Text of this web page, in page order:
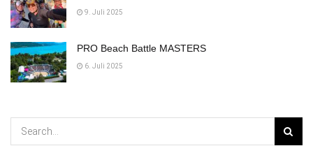
9. Juli 2025
PRO Beach Battle MASTERS
6. Juli 2025